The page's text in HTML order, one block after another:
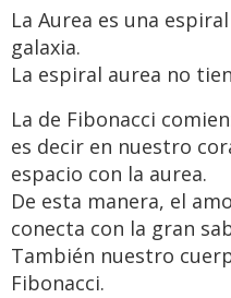
La Aurea es una
galaxia.
La espiral aurea no
La de Fibonacci
es decir en nuestro
espacio con la aurea.
De esta manera, el
conecta con la gran
También nuestro
Fibonacci.